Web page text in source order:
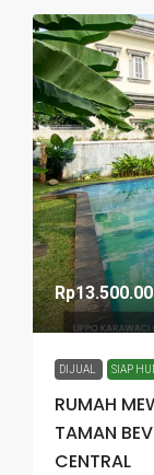
DIJUAL SIAP
RUMAH
TAMAN
CENTRAL